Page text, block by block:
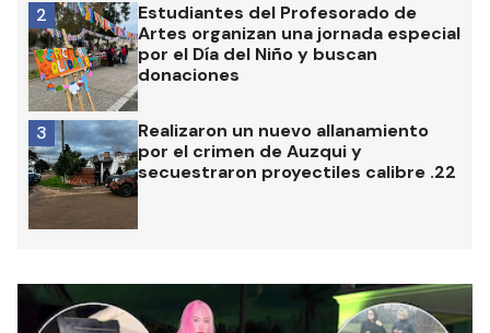
Estudiantes del Profesorado de
Artes organizan una jornada especial
por el Día del Niño y buscan
donaciones
2
Realizaron un nuevo allanamiento
por el crimen de Auzqui y
secuestraron proyectiles calibre .22
3